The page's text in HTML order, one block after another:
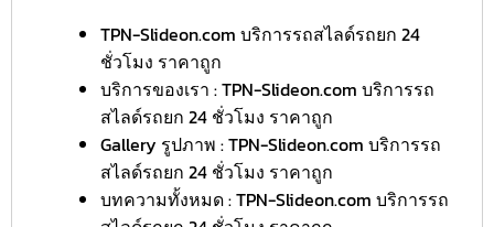
TPN-Slideon.com บริการรถสไลด์รถยก 24
ชั่วโมง ราคาถูก
บริการของเรา : TPN-Slideon.com บริการรถ
สไลด์รถยก 24 ชั่วโมง ราคาถูก
Gallery รูปภาพ : TPN-Slideon.com บริการรถ
สไลด์รถยก 24 ชั่วโมง ราคาถูก
บทความทั้งหมด : TPN-Slideon.com บริการรถ